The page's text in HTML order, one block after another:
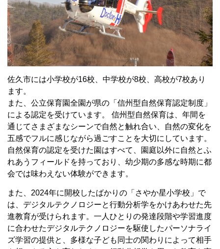
佐久市には小学校が16校、中学校が8校、高校が7校あり
ます。
また、公立保育園全園が県の「信州型自然保育認定制度」
による認定を受けています。 信州型自然保育は、年間を
通じてさまざまなシーンで自然と触れ合い、自然の変化を
五感でフルに感じながら過ごすことを大切にしています。
自然保育の認定を受けた園はすべて、園庭以外に自然とふ
れあうフィールドを持っており、幼少期の多感な時期に都
会では味わえない体験ができます。
また、2024年に開校したばかりの「さやか星小学校」で
は、デジタルテクノロジーと行動分析学をかけあわせた先
進教育が受けられます。一人ひとりの発達段階や学習進度
に合わせたデジタルテクノロジーを駆使したパーソナライ
ズ学習の提供と、多様な子ども同士の関わりによって相手